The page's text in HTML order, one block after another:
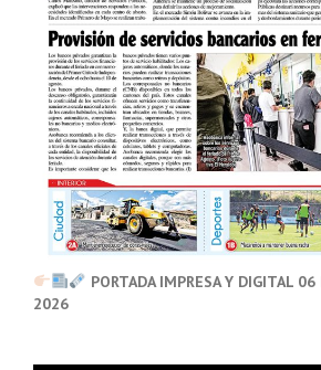
PORTADA IMPRESA Y DIGITAL 06
2026